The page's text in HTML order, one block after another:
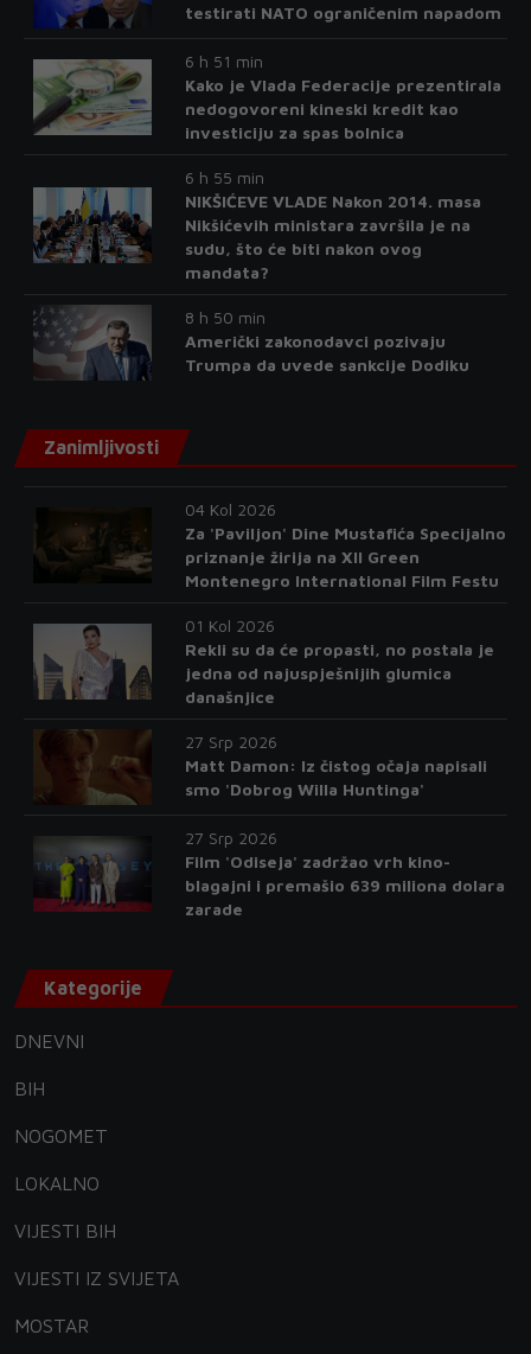
testirati NATO ograničenim napadom
6 h 51 min
Kako je Vlada Federacije prezentirala
nedogovoreni kineski kredit kao
investiciju za spas bolnica
6 h 55 min
NIKŠIĆEVE VLADE Nakon 2014. masa
Nikšićevih ministara završila je na
sudu, što će biti nakon ovog
mandata?
8 h 50 min
Američki zakonodavci pozivaju
Trumpa da uvede sankcije Dodiku
Zanimljivosti
04 Kol 2026
Za 'Paviljon' Dine Mustafića Specijalno
priznanje žirija na XII Green
Montenegro International Film Festu
01 Kol 2026
Rekli su da će propasti, no postala je
jedna od najuspješnijih glumica
današnjice
27 Srp 2026
Matt Damon: Iz čistog očaja napisali
smo 'Dobrog Willa Huntinga'
27 Srp 2026
Film 'Odiseja' zadržao vrh kino-
blagajni i premašio 639 miliona dolara
zarade
Kategorije
DNEVNI
BIH
NOGOMET
LOKALNO
VIJESTI BIH
VIJESTI IZ SVIJETA
MOSTAR